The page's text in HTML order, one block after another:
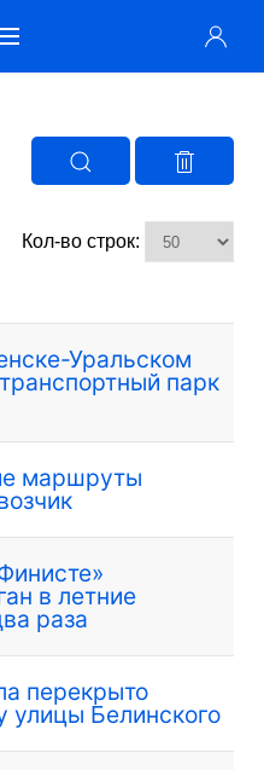
Кол-во строк:
Уральском
парк
маршруты
в летние
раза
перекрыто
улицы Белинского